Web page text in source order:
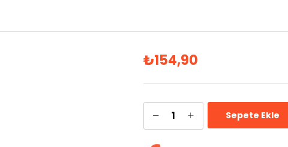
₺154,90
Sepete Ekle